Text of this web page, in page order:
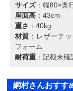
サイズ：幅80×奥
座面高 ：43cm
重さ ：40kg
材質 ：レザーテ
フォーム
耐荷重 ：記載未確
網村さんおすす